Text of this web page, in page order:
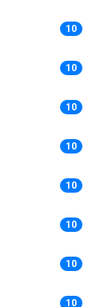
10
10
10
10
10
10
10
10